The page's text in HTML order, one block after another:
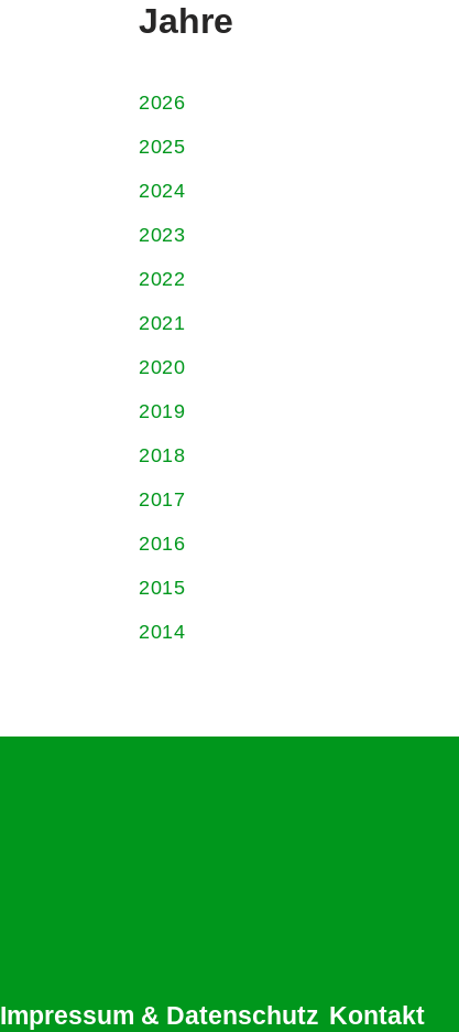
Jahre
2026
2025
2024
2023
2022
2021
2020
2019
2018
2017
2016
2015
2014
Impressum & Datenschutz Kontakt